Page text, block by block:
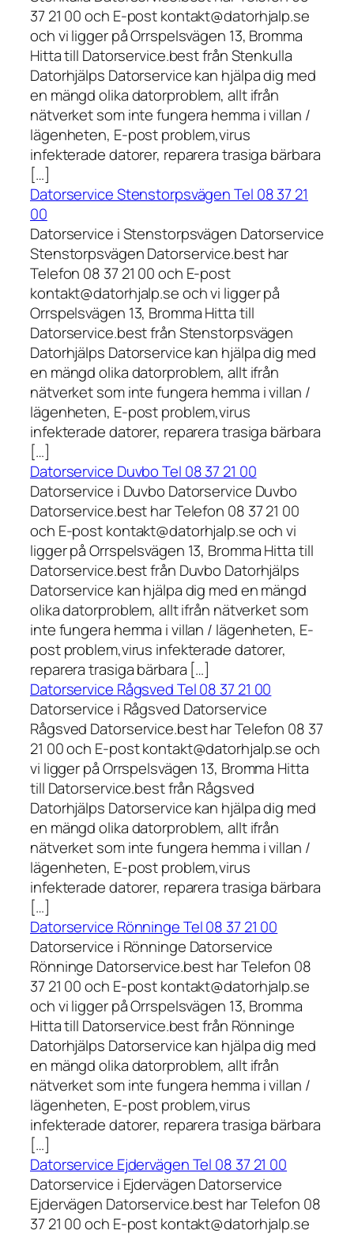
37 21 00 och E-post kontakt@datorhjalp.se
och vi ligger på Orrspelsvägen 13, Bromma
Hitta till Datorservice.best från Stenkulla
Datorhjälps Datorservice kan hjälpa dig med
en mängd olika datorproblem, allt ifrån
nätverket som inte fungera hemma i villan /
lägenheten, E-post problem,virus
infekterade datorer, reparera trasiga bärbara
[…]
Datorservice Stenstorpsvägen Tel 08 37 21
00
Datorservice i Stenstorpsvägen Datorservice
Stenstorpsvägen Datorservice.best har
Telefon 08 37 21 00 och E-post
kontakt@datorhjalp.se och vi ligger på
Orrspelsvägen 13, Bromma Hitta till
Datorservice.best från Stenstorpsvägen
Datorhjälps Datorservice kan hjälpa dig med
en mängd olika datorproblem, allt ifrån
nätverket som inte fungera hemma i villan /
lägenheten, E-post problem,virus
infekterade datorer, reparera trasiga bärbara
[…]
Datorservice Duvbo Tel 08 37 21 00
Datorservice i Duvbo Datorservice Duvbo
Datorservice.best har Telefon 08 37 21 00
och E-post kontakt@datorhjalp.se och vi
ligger på Orrspelsvägen 13, Bromma Hitta till
Datorservice.best från Duvbo Datorhjälps
Datorservice kan hjälpa dig med en mängd
olika datorproblem, allt ifrån nätverket som
inte fungera hemma i villan / lägenheten, E-
post problem,virus infekterade datorer,
reparera trasiga bärbara […]
Datorservice Rågsved Tel 08 37 21 00
Datorservice i Rågsved Datorservice
Rågsved Datorservice.best har Telefon 08 37
21 00 och E-post kontakt@datorhjalp.se och
vi ligger på Orrspelsvägen 13, Bromma Hitta
till Datorservice.best från Rågsved
Datorhjälps Datorservice kan hjälpa dig med
en mängd olika datorproblem, allt ifrån
nätverket som inte fungera hemma i villan /
lägenheten, E-post problem,virus
infekterade datorer, reparera trasiga bärbara
[…]
Datorservice Rönninge Tel 08 37 21 00
Datorservice i Rönninge Datorservice
Rönninge Datorservice.best har Telefon 08
37 21 00 och E-post kontakt@datorhjalp.se
och vi ligger på Orrspelsvägen 13, Bromma
Hitta till Datorservice.best från Rönninge
Datorhjälps Datorservice kan hjälpa dig med
en mängd olika datorproblem, allt ifrån
nätverket som inte fungera hemma i villan /
lägenheten, E-post problem,virus
infekterade datorer, reparera trasiga bärbara
[…]
Datorservice Ejdervägen Tel 08 37 21 00
Datorservice i Ejdervägen Datorservice
Ejdervägen Datorservice.best har Telefon 08
37 21 00 och E-post kontakt@datorhjalp.se